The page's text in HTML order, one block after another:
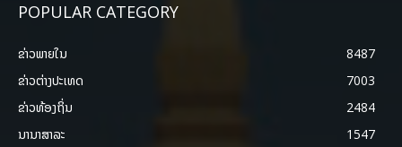
POPULAR CATEGORY
ຂ່າວພາຍ​ໃນ
8487
ຂ່າວຕ່າງປະເທດ
7003
ຂ່າວທ້ອງຖິ່ນ
2484
ນານາສາລະ
1547